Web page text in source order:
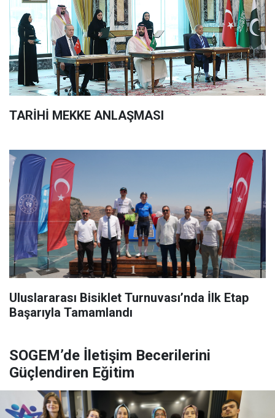
TARİHİ MEKKE ANLAŞMASI
Uluslararası Bisiklet Turnuvası’nda İlk Etap
Başarıyla Tamamlandı
SOGEM’de İletişim Becerilerini
Güçlendiren Eğitim